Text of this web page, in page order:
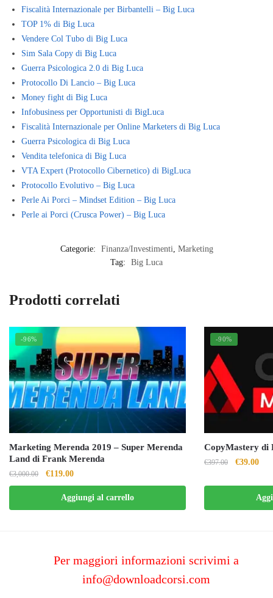
Fiscalità Internazionale per Birbantelli – Big Luca
TOP 1% di Big Luca
Vendere Col Tubo di Big Luca
Sim Sala Copy di Big Luca
Guerra Psicologica 2.0 di Big Luca
Protocollo Di Lancio – Big Luca
Money fight di Big Luca
Infobusiness per Opportunisti di BigLuca
Fiscalità Internazionale per Online Marketers di Big Luca
Guerra Psicologica di Big Luca
Vendita telefonica di Big Luca
VTA Expert (Protocollo Cibernetico) di BigLuca
Protocollo Evolutivo – Big Luca
Perle Ai Porci – Mindset Edition – Big Luca
Perle ai Porci (Crusca Power) – Big Luca
Categorie: Finanza/Investimenti Marketing
Tag:
Big Luca
Prodotti correlati
-96%
Marketing Merenda 2019 – Super Merenda
Land di Frank Merenda
€3,000.00
Il
prezzo
originale
era:
€119.00Il
prezzo
attuale
è:
Aggiungi al carrello
-90%
CopyMastery di
€397.00
Il
originale
€39.00Il
è:
Per maggiori informazioni scrivimi a
info@downloadcorsi.com